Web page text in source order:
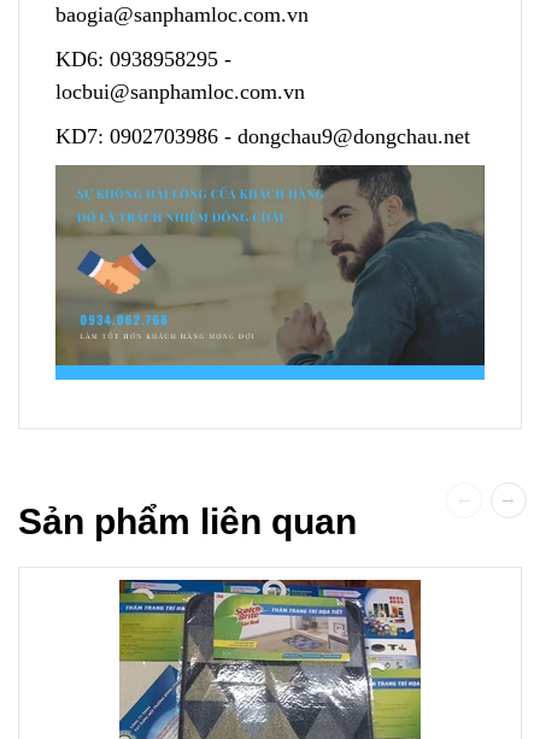
baogia@sanphamloc.com.vn
KD6: 0938958295 -
locbui@sanphamloc.com.vn
KD7: 0902703986 - dongchau9@dongchau.net
Sản phẩm liên quan